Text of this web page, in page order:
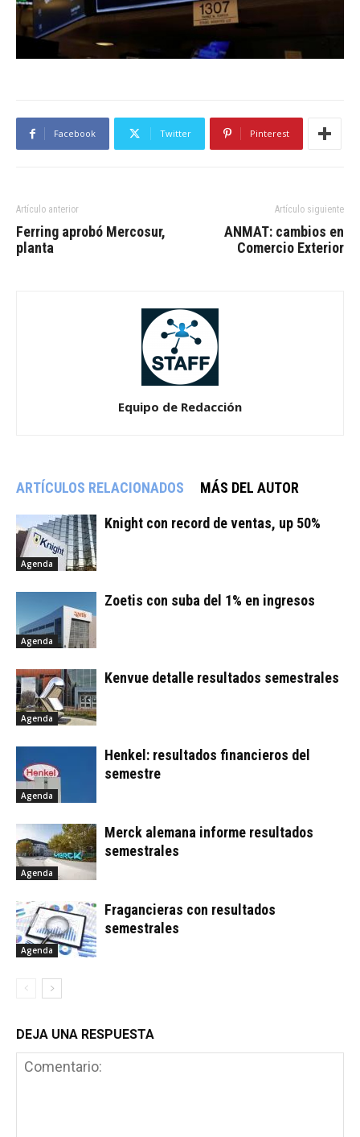
Facebook Twitter Pinterest
Artículo anterior
Ferring aprobó Mercosur,
planta
Artículo siguiente
ANMAT: cambios en
Comercio Exterior
Equipo de Redacción
ARTÍCULOS RELACIONADOS MÁS DEL AUTOR
Agenda
Knight con record de ventas, up 50%
Agenda
Zoetis con suba del 1% en ingresos
Agenda
Kenvue detalle resultados semestrales
Agenda
Henkel: resultados financieros del
semestre
Agenda
Merck alemana informe resultados
semestrales
Agenda
Fragancieras con resultados
semestrales
DEJA UNA RESPUESTA